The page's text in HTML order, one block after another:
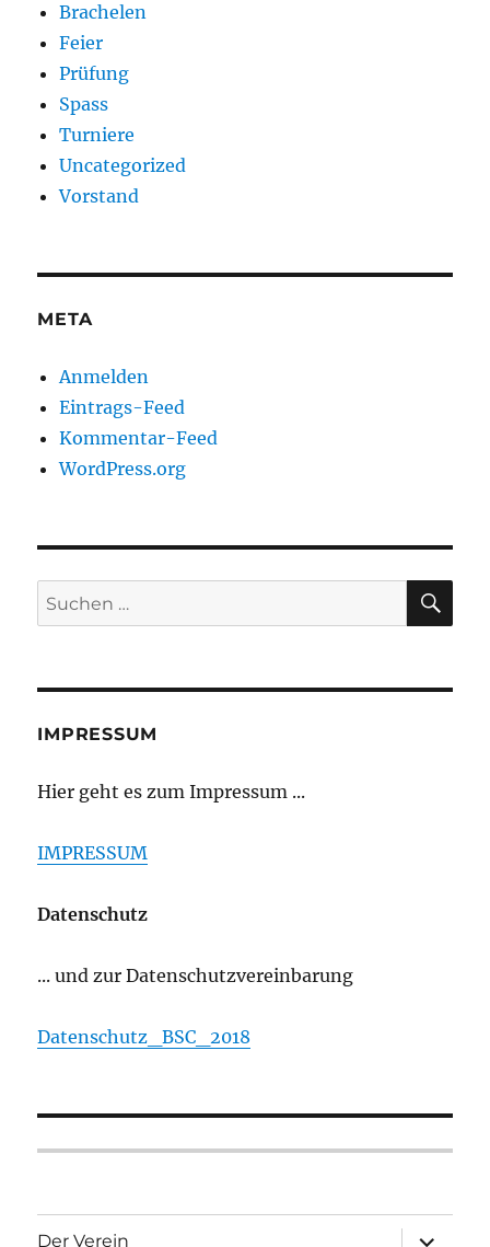
Brachelen
Feier
Prüfung
Spass
Turniere
Uncategorized
Vorstand
META
Anmelden
Eintrags-Feed
Kommentar-Feed
WordPress.org
Suchen
nach:
IMPRESSUM
Hier geht es zum Impressum ...
IMPRESSUM
Datenschutz
... und zur Datenschutzvereinbarung
Datenschutz_BSC_2018
Der Verein